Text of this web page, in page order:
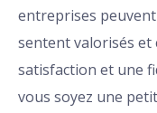
entreprises peuvent
sentent valorisés et
satisfaction et une
vous soyez une